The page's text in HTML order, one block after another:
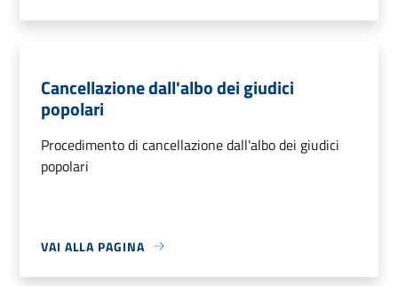
Cancellazione dall'albo dei giudici
popolari
Procedimento di cancellazione dall'albo dei giudici
popolari
VAI ALLA PAGINA